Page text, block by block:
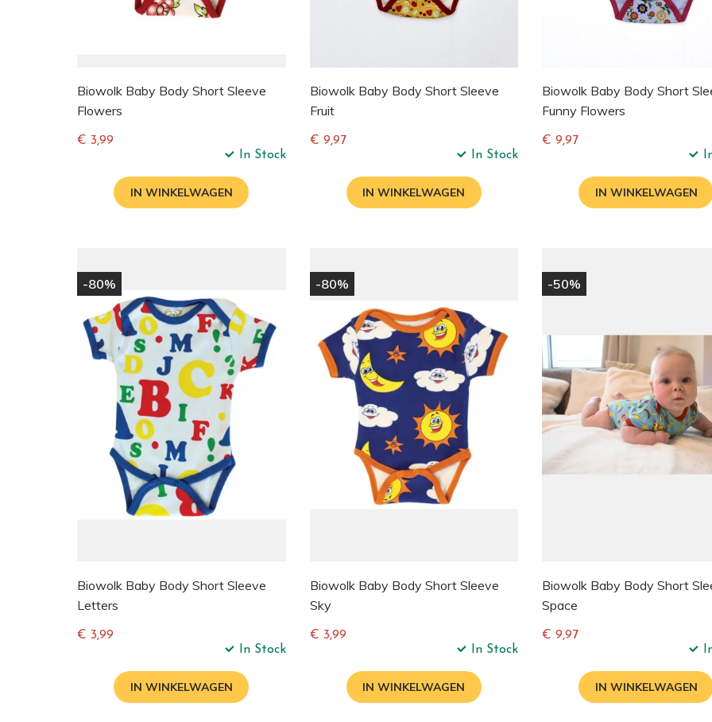
Biowolk Baby Body Short Sleeve
Flowers
€ 3,99
In Stock
IN WINKELWAGEN
Biowolk Baby Body Short Sleeve
Fruit
€ 9,97
In Stock
IN WINKELWAGEN
Biowolk Baby Body Short
Funny Flowers
€ 9,97
IN WINKELWAGEN
-80%
Biowolk Baby Body Short Sleeve
Letters
€ 3,99
In Stock
IN WINKELWAGEN
-80%
Biowolk Baby Body Short Sleeve
Sky
€ 3,99
In Stock
IN WINKELWAGEN
-50%
Biowolk Baby Body Short
Space
€ 9,97
IN WINKELWAGEN